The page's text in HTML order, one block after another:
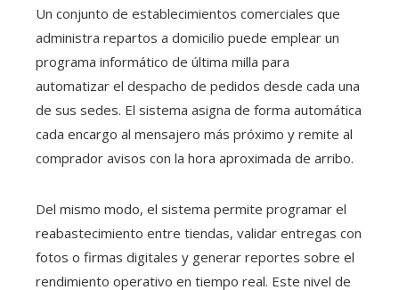
Un conjunto de establecimientos comerciales que
administra repartos a domicilio puede emplear un
programa informático de última milla para
automatizar el despacho de pedidos desde cada una
de sus sedes. El sistema asigna de forma automática
cada encargo al mensajero más próximo y remite al
comprador avisos con la hora aproximada de arribo.
Del mismo modo, el sistema permite programar el
reabastecimiento entre tiendas, validar entregas con
fotos o firmas digitales y generar reportes sobre el
rendimiento operativo en tiempo real. Este nivel de